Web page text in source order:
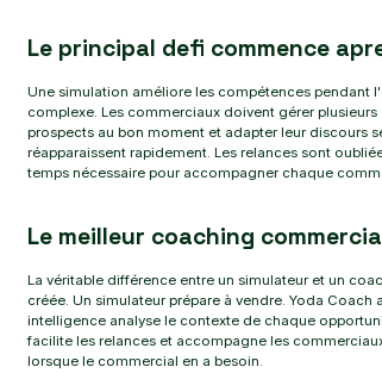
Le principal defi commence
Une simulation améliore les compétences pendant
complexe. Les commerciaux doivent gérer
prospects au bon moment et adapter leur discours
réapparaissent rapidement. Les relances sont
temps nécessaire pour accompagner chaque
Le meilleur coaching
La véritable différence entre un simulateur et un
créée. Un simulateur prépare à vendre. Yoda
intelligence analyse le contexte de chaque
facilite les relances et accompagne les
lorsque le commercial en a besoin.